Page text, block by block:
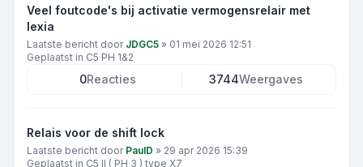
Veel foutcode's bij activatie vermogensrelair met
lexia
Laatste bericht door JDGC5 » 01 mei 2026 12:51
Geplaatst in C5 PH 1&2
0Reacties 3744Weergaves
Relais voor de shift lock
Laatste bericht door PaulD » 29 apr 2026 15:39
Geplaatst in C5 II ( PH 3 ) type X7